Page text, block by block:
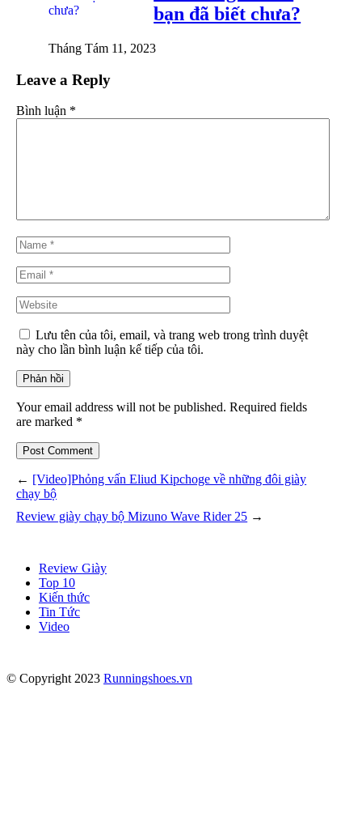
bạn đã biết chưa?
Tháng Tám 11, 2023
Leave a Reply
Bình luận *
Lưu tên của tôi, email, và trang web trong trình duyệt
này cho lần bình luận kế tiếp của tôi.
Your email address will not be published. Required fields
are marked *
Post Comment
← [Video]Phỏng vấn Eliud Kipchoge về những đôi giày
chạy bộ
Review giày chạy bộ Mizuno Wave Rider 25 →
Review Giày
Top 10
Kiến thức
Tin Tức
Video
© Copyright 2023 Runningshoes.vn